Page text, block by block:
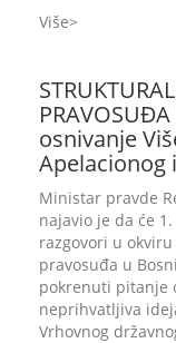
Više
osnivanje
Apelacionog
Ministar pravde
najavio je da će
razgovori u
pravosuđa u
pokrenuti pitanje
neprihvatljiva
Vrhovnog